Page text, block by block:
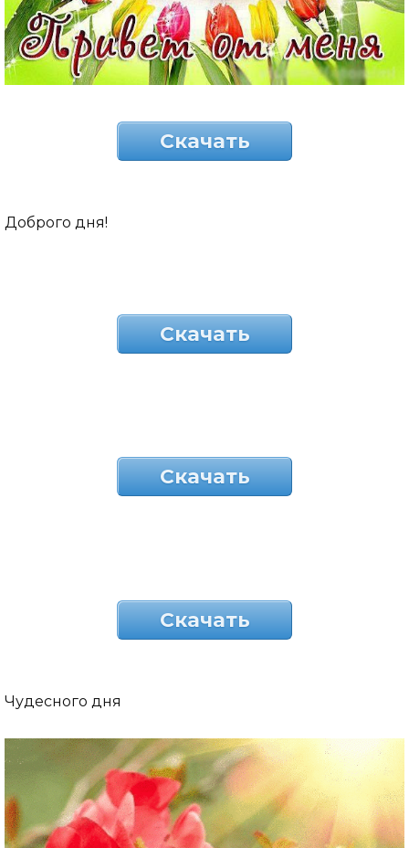
Скачать
Доброго дня!
Скачать
Скачать
Скачать
Чудесного дня